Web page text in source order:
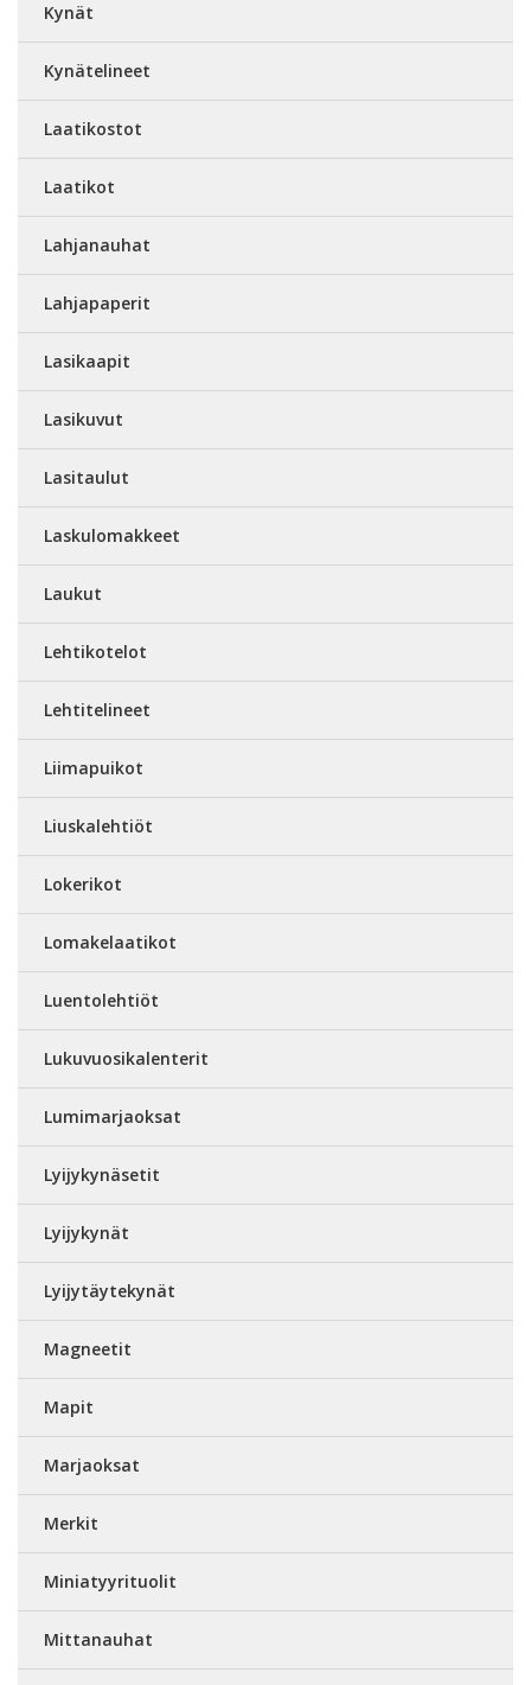
Kynät
Kynätelineet
Laatikostot
Laatikot
Lahjanauhat
Lahjapaperit
Lasikaapit
Lasikuvut
Lasitaulut
Laskulomakkeet
Laukut
Lehtikotelot
Lehtitelineet
Liimapuikot
Liuskalehtiöt
Lokerikot
Lomakelaatikot
Luentolehtiöt
Lukuvuosikalenterit
Lumimarjaoksat
Lyijykynäsetit
Lyijykynät
Lyijytäytekynät
Magneetit
Mapit
Marjaoksat
Merkit
Miniatyyrituolit
Mittanauhat